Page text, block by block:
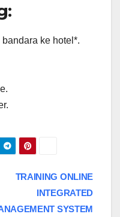
ke hotel*.
TRAINING ONLINE
INTEGRATED
SYSTEM